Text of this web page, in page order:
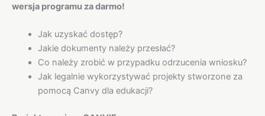
wersja programu za darmo!
Jak uzyskać dostęp?
Jakie dokumenty należy przesłać?
Co należy zrobić w przypadku odrzucenia wniosku?
Jak legalnie wykorzystywać projekty stworzone za
pomocą Canvy dla edukacji?